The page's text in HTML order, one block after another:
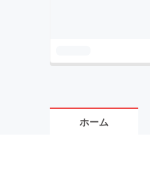
ホーム